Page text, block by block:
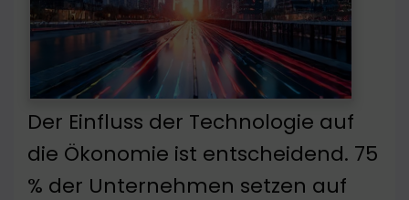
Der Einfluss der Technologie auf
die Ökonomie ist entscheidend. 75
% der Unternehmen setzen auf